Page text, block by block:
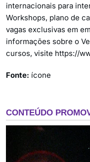
internacionais para
Workshops, plano de
vagas exclusivas em
informações sobre o
cursos, visite https://
Fonte: ícone